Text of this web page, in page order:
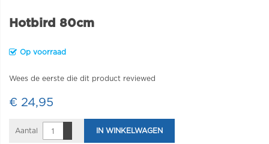
Hotbird 80cm
Op voorraad
Wees de eerste die dit product reviewed
€ 24,95
Aantal IN WINKELWAGEN